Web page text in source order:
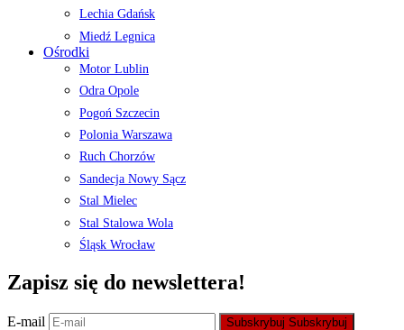
Lechia Gdańsk
Miedź Legnica
Ośrodki
Motor Lublin
Odra Opole
Pogoń Szczecin
Polonia Warszawa
Ruch Chorzów
Sandecja Nowy Sącz
Stal Mielec
Stal Stalowa Wola
Śląsk Wrocław
Zapisz się do newslettera!
E-mail Subskrybuj Subskrybuj